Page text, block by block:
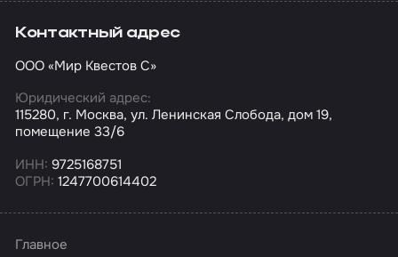
Контактный адрес
ООО «Мир Квестов С»
Юридический адрес:
115280, г. Москва, ул. Ленинская Слобода, дом 19,
помещение 33/6
ИНН: 9725168751
ОГРН: 1247700614402
Главное